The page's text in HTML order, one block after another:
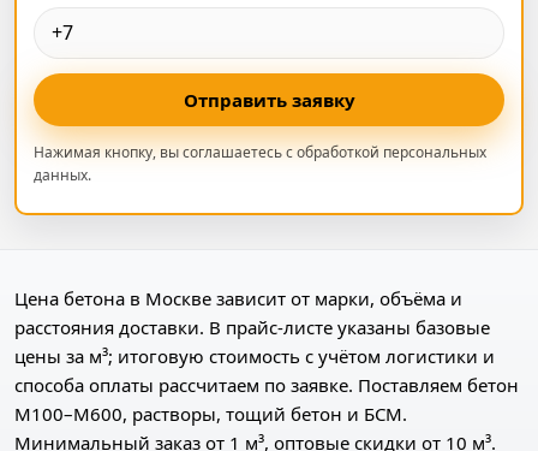
Отправить заявку
Нажимая кнопку, вы соглашаетесь с обработкой персональных
данных.
Цена бетона в Москве зависит от марки, объёма и
расстояния доставки. В прайс-листе указаны базовые
цены за м³; итоговую стоимость с учётом логистики и
способа оплаты рассчитаем по заявке. Поставляем бетон
М100–М600, растворы, тощий бетон и БСМ.
Минимальный заказ от 1 м³, оптовые скидки от 10 м³.